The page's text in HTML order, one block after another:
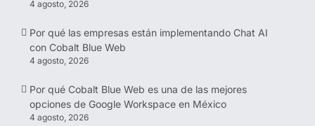
4 agosto, 2026
Por qué las empresas están implementando Chat AI
con Cobalt Blue Web
4 agosto, 2026
Por qué Cobalt Blue Web es una de las mejores
opciones de Google Workspace en México
4 agosto, 2026